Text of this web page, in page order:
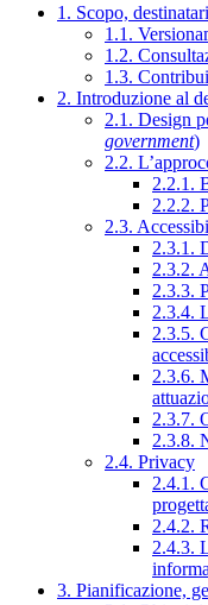
1. Scopo,
1.1.
1.2.
1.3.
2. Introduzione al
2.1. Design
government)
2.2.
2.2.1.
2.2.2.
2.3.
2.3.1.
2.3.2.
2.3.3.
2.3.4.
2.3.5.
2.3.6.
2.3.7.
2.3.8.
2.4. Privacy
2.4.1.
2.4.2.
2.4.3.
3. Pianificazione,